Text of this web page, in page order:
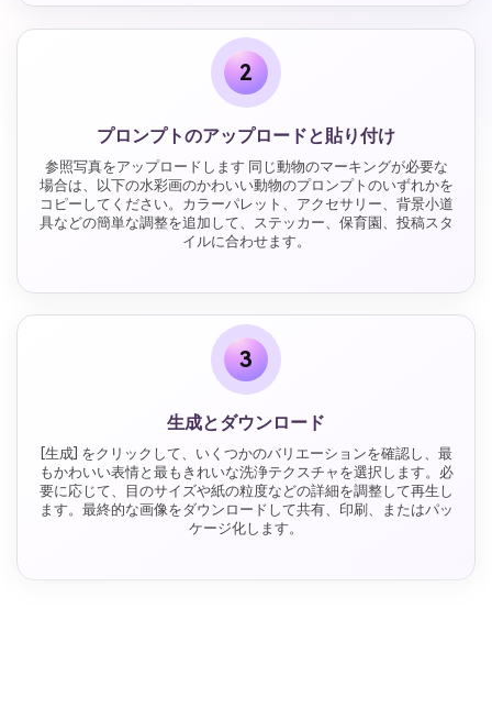
2
プロンプトのアップロードと貼り付け
参照写真をアップロードします 同じ動物のマーキングが必要な
場合は、以下の水彩画のかわいい動物のプロンプトのいずれかを
コピーしてください。カラーパレット、アクセサリー、背景小道
具などの簡単な調整を追加して、ステッカー、保育園、投稿スタ
イルに合わせます。
3
生成とダウンロード
[生成] をクリックして、いくつかのバリエーションを確認し、最
もかわいい表情と最もきれいな洗浄テクスチャを選択します。必
要に応じて、目のサイズや紙の粒度などの詳細を調整して再生し
ます。最終的な画像をダウンロードして共有、印刷、またはパッ
ケージ化します。